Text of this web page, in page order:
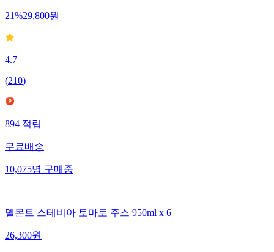
21%29,800원
4.7
(210)
894 적립
무료배송
10,075명 구매중
델몬트 스테비아 토마토 주스 950ml x 6
26,300원